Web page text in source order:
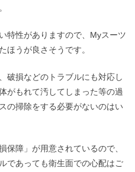
特性がありますので、Myスーツ
ほうが良さそうです。
破損などのトラブルにも対応し
がもれて汚してしまった等の過
の掃除をする必要がないのはい
保障」が用意されているので、
であっても衛生面での心配はご